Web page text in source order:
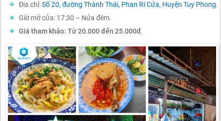
Địa chỉ:Số 20, đường Thành Thái, Phan Rí Cửa, Huyện Tuy Phong.
Giờ mở cửa: 17:30 – Nửa đêm.
Giá tham khảo: Từ 20.000 đến 25.000đ.